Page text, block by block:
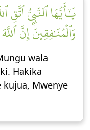
يَٰٓأَيُّهَا ٱلنَّبِيُّ ٱتَّقِ
وَٱلۡمُنَٰفِقِينَۚ إِنَّ
wala
Hakika
kujua, Mwenye